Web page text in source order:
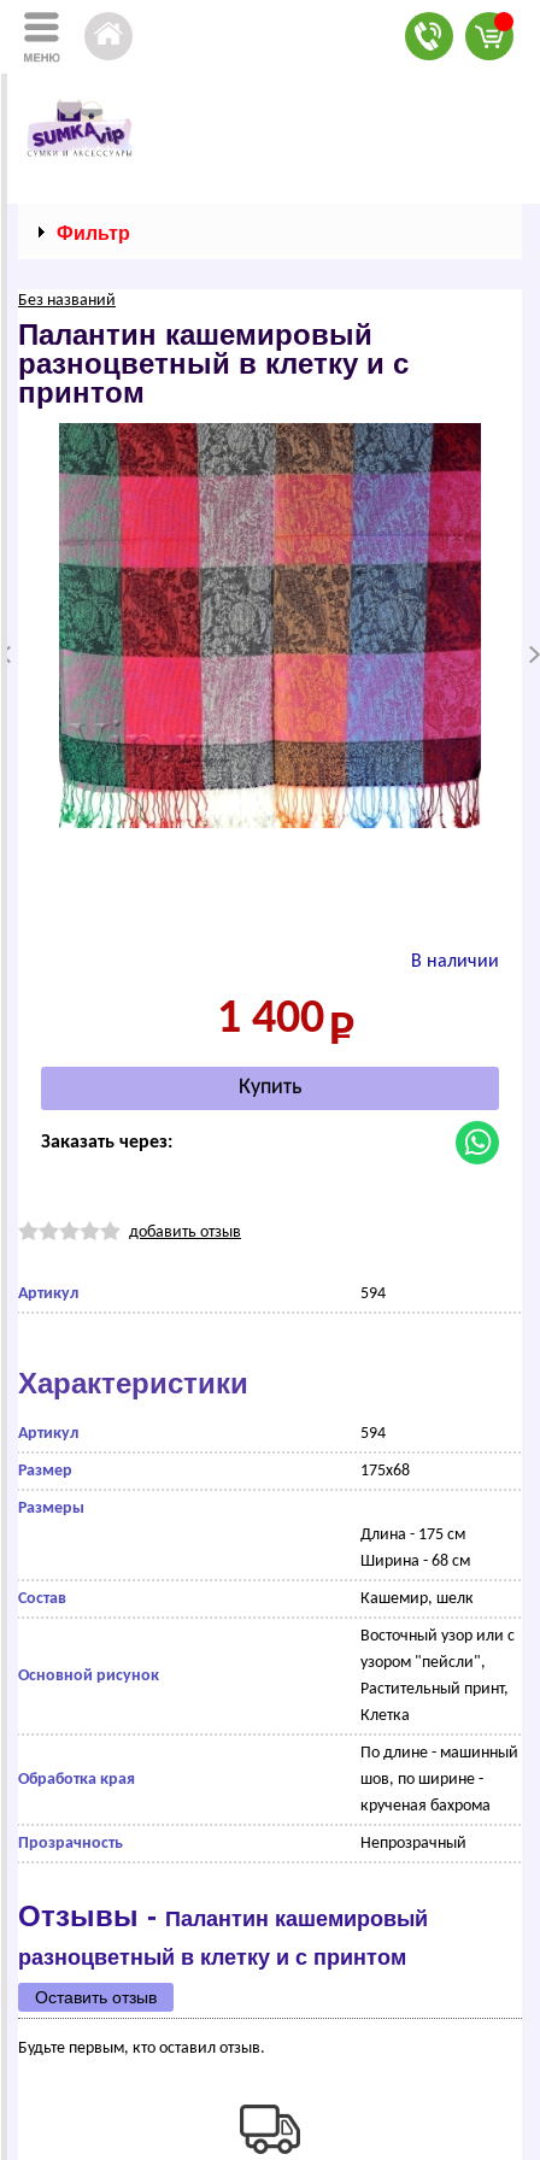
Фильтр
Без названий
Палантин кашемировый
разноцветный в клетку и с
принтом
В наличии
1 400
Заказать через:
добавить отзыв
Артикул 594
Характеристики
Артикул 594
Размер 175х68
Размеры
Длина - 175 см
Ширина - 68 см
Состав Кашемир, шелк
Основной рисунок
Восточный узор или с
узором "пейсли",
Растительный принт,
Клетка
Обработка края
По длине - машинный
шов, по ширине -
крученая бахрома
Прозрачность Непрозрачный
Отзывы - Палантин кашемировый
разноцветный в клетку и с принтом
Оставить отзыв
Будьте первым, кто оставил отзыв.